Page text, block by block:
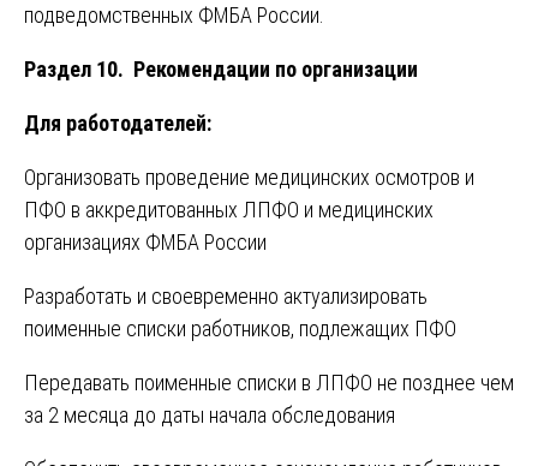
подведомственных ФМБА России.
Раздел 10. Рекомендации по организации
Для работодателей:
Организовать проведение медицинских осмотров и
ПФО в аккредитованных ЛПФО и медицинских
организациях ФМБА России
Разработать и своевременно актуализировать
поименные списки работников, подлежащих ПФО
Передавать поименные списки в ЛПФО не позднее чем
за 2 месяца до даты начала обследования